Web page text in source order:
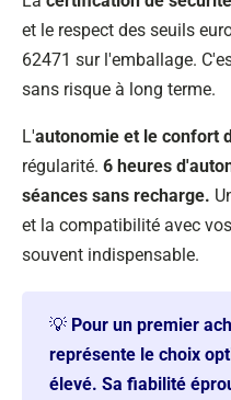
et le respect des seuils
62471 sur l'emballage.
sans risque à long terme.
L'autonomie et le confort
régularité. 6 heures
séances sans recharge.
et la compatibilité avec
souvent indispensable.
💡 Pour un premier
représente le choix
élevé. Sa fiabilité